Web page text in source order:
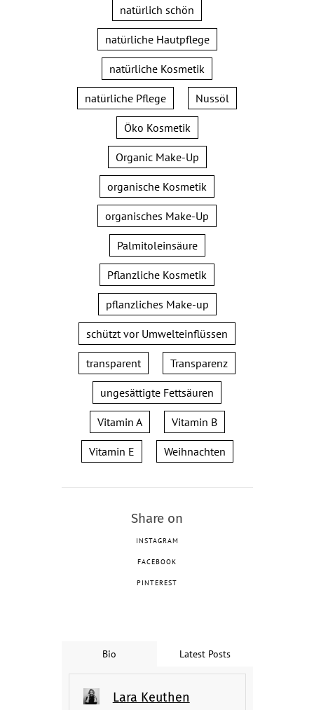
natürlich schön
natürliche Hautpflege
natürliche Kosmetik
natürliche Pflege Nussöl
Öko Kosmetik
Organic Make-Up
organische Kosmetik
organisches Make-Up
Palmitoleinsäure
Pflanzliche Kosmetik
pflanzliches Make-up
schützt vor Umwelteinflüssen
transparent Transparenz
ungesättigte Fettsäuren
Vitamin A Vitamin B
Vitamin E Weihnachten
Share on
INSTAGRAM
FACEBOOK
PINTEREST
Bio Latest Posts
Lara Keuthen